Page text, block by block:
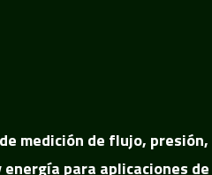
medición de flujo, presión,
para aplicaciones de